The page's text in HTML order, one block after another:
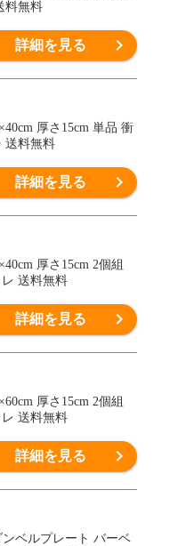
料無料
詳細を見る
厚さ15cm 単品 衝
送料無料
詳細を見る
厚さ15cm 2個組
送料無料
詳細を見る
厚さ15cm 2個組
送料無料
詳細を見る
ベルプレート バーベ